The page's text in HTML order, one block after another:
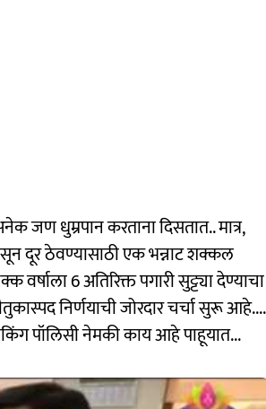
जण धुम्रपान करताना दिसतात.. मात्र,
दूर ठेवण्यासाठी एक भन्नाट शक्कल
6 अतिरिक्त पगारी सुट्ट्या देण्याचा
निर्णयाची जोरदार चर्चा सुरू आहे....
पॉलिसी नेमकी काय आहे पाहूयात...